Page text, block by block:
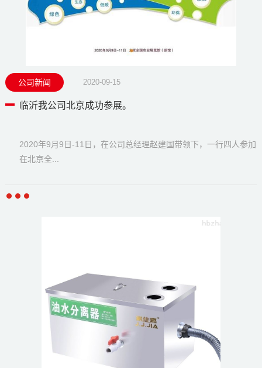
公司新闻 2020-09-15
临沂我公司北京成功参展。
2020年9月9日-11日，在公司总经理赵建国带领下，一行四人参加
在北京全...